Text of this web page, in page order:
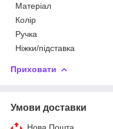
Матеріал
Колір
Ручка
Ніжки/підставка
Приховати
Умови доставки
Нова Пошта